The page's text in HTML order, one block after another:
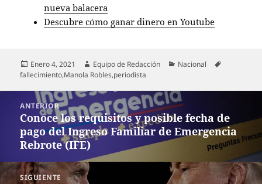
nueva balacera
Descubre cómo ganar dinero en Youtube
Publicado
el
Enero 4, 2021 Autor
Equipo de Redacción Categorías
Nacional
fallecimiento,Manola Robles,periodista
Navegación
entradas
ANTERIOR
Entrada
anterior:
Conoce los requisitos y posible fecha de
pago del Ingreso Familiar de Emergencia
Rebrote (IFE)
SIGUIENTE